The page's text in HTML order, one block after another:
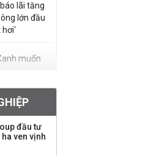
lãi tăng
lớn đầu
hơi'
muốn
phiếu với
chỉnh
nhìn thấy
cổ phiếu
đầu tư
ven vịnh